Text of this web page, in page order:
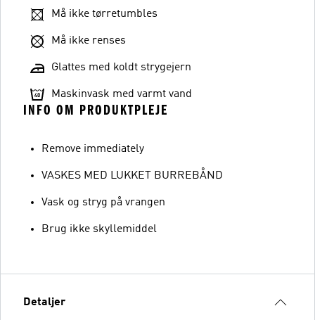
Må ikke tørretumbles
Må ikke renses
Glattes med koldt strygejern
Maskinvask med varmt vand
INFO OM PRODUKTPLEJE
Remove immediately
VASKES MED LUKKET BURREBÅND
Vask og stryg på vrangen
Brug ikke skyllemiddel
Detaljer